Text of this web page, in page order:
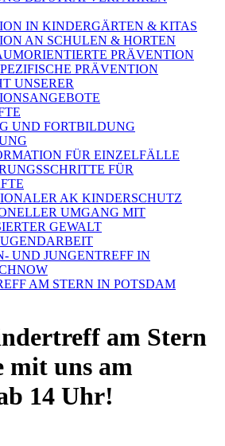
IN KINDERGÄRTEN & KITAS
AN SCHULEN & HORTEN
PRÄVENTION
PRÄVENTION
UNSERER
UND FORTBILDUNG
FÜR EINZELFÄLLE
FÜR
AK KINDERSCHUTZ
UMGANG MIT
GEWALT
UND JUNGENTREFF IN
AM STERN IN POTSDAM
am Stern
mit uns am
14 Uhr!